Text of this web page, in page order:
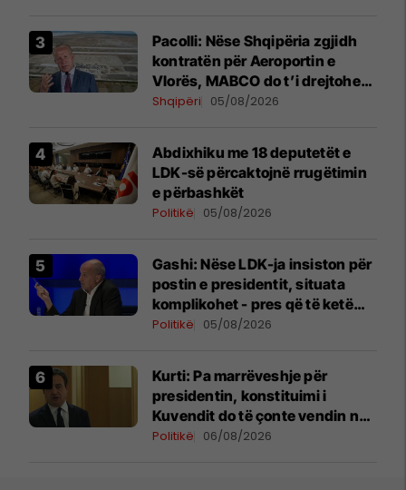
Pacolli: Nëse Shqipëria zgjidh
kontratën për Aeroportin e
Vlorës, MABCO do t’i drejtohet
arbitrazhit ndërkombëtar
Shqipëri 05/08/2026
Abdixhiku me 18 deputetët e
LDK-së përcaktojnë rrugëtimin
e përbashkët
Politikë 05/08/2026
Gashi: Nëse LDK-ja insiston për
postin e presidentit, situata
komplikohet - pres që të ketë
lëshim
Politikë 05/08/2026
Kurti: Pa marrëveshje për
presidentin, konstituimi i
Kuvendit do të çonte vendin në
zgjedhje të reja
Politikë 06/08/2026